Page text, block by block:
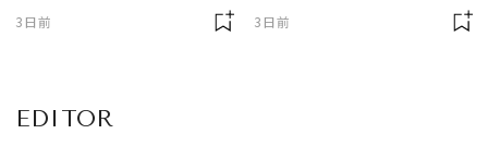
3日前 3日前
EDITOR